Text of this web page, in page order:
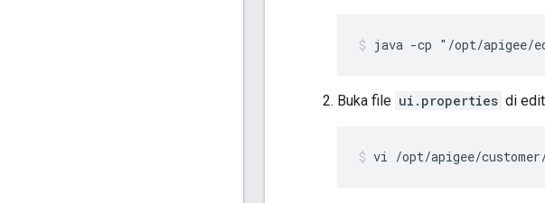
java -cp "/opt/apigee/
Buka file ui.properties di
vi /opt/apigee/